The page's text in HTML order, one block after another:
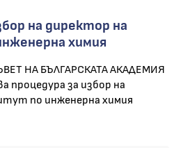
на директор на
химия
НА БЪЛГАРСКАТА АКАДЕМИЯ
процедура за избор на
по инженерна химия